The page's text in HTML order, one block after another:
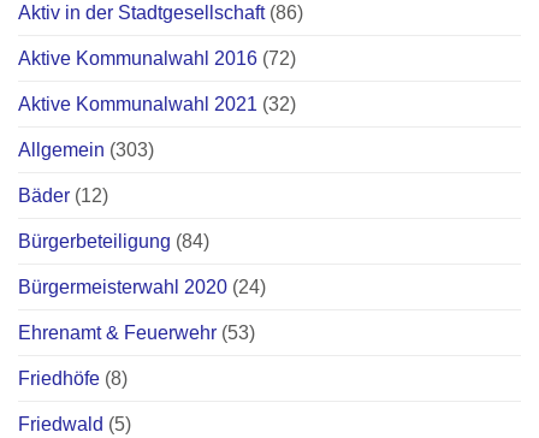
Aktiv in der Stadtgesellschaft(86)
Aktive Kommunalwahl 2016 (72)
Aktive Kommunalwahl 2021 (32)
Allgemein (303)
Bäder (12)
Bürgerbeteiligung (84)
Bürgermeisterwahl 2020 (24)
Ehrenamt & Feuerwehr (53)
Friedhöfe (8)
Friedwald (5)